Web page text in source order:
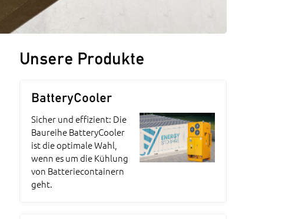
Unsere Produkte
BatteryCooler
Sicher und effizient: Die
Baureihe BatteryCooler
ist die optimale Wahl,
wenn es um die Kühlung
von Batteriecontainern
geht.